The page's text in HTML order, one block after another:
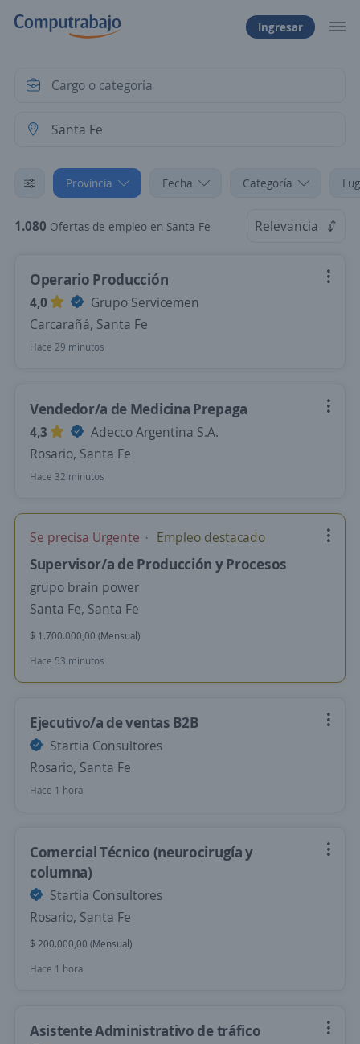
Ingresar
Provincia Fecha Categoría
1.080 Ofertas de empleo en Santa Fe Relevancia
Operario Producción
4,0
Grupo Servicemen
Carcarañá, Santa Fe
Hace 29 minutos
Vendedor/a de Medicina Prepaga
4,3
Adecco Argentina S.A.
Rosario, Santa Fe
Hace 32 minutos
Se precisa Urgente Empleo destacado
Supervisor/a de Producción y Procesos
grupo brain power
Santa Fe, Santa Fe
$ 1.700.000,00 (Mensual)
Hace 53 minutos
Ejecutivo/a de ventas B2B
Startia Consultores
Rosario, Santa Fe
Hace 1 hora
Comercial Técnico (neurocirugía y
columna)
Startia Consultores
Rosario, Santa Fe
$ 200.000,00 (Mensual)
Hace 1 hora
Asistente Administrativo de tráfico